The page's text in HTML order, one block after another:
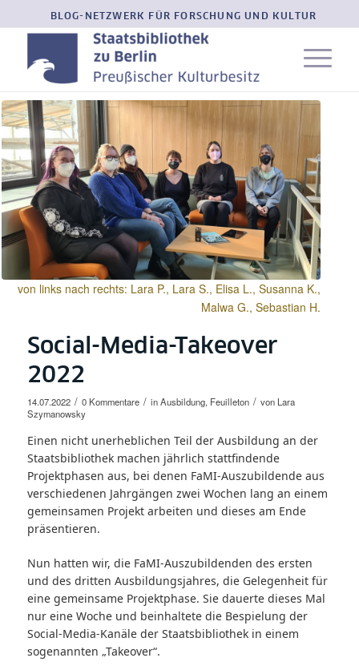
BLOG-NETZWERK FÜR FORSCHUNG UND KULTUR
von links nach rechts: Lara P., Lara S., Elisa L., Susanna K.,
Malwa G., Sebastian H.
Social-Media-Takeover
2022
14.07.2022 / 0 Kommentare / inAusbildung, Feuilleton / von Lara
Szymanowsky
Einen nicht unerheblichen Teil der Ausbildung an der
Staatsbibliothek machen jährlich stattfindende
Projektphasen aus, bei denen FaMI-Auszubildende aus
verschiedenen Jahrgängen zwei Wochen lang an einem
gemeinsamen Projekt arbeiten und dieses am Ende
präsentieren.
Nun hatten wir, die FaMI-Auszubildenden des ersten
und des dritten Ausbildungsjahres, die Gelegenheit für
eine gemeinsame Projektphase. Sie dauerte dieses Mal
nur eine Woche und beinhaltete die Bespielung der
Social-Media-Kanäle der Staatsbibliothek in einem
sogenannten „Takeover“.